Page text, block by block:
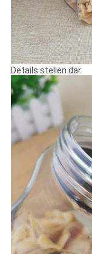
Details stellen dar: